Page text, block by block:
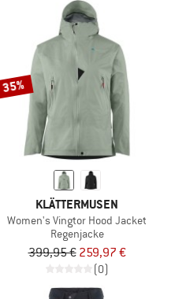
35%
KLÄTTERMUSEN
Women's Vingtor Hood Jacket
Regenjacke
399,95 € 259,97 €
(0)